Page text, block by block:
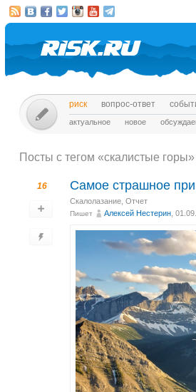
риск вопрос-ответ
актуальное новое
Посты c тегом «скалистые горы»
16 Самое страшное
Скалолазание Отчет
Пишет Алексей Нестерин ,